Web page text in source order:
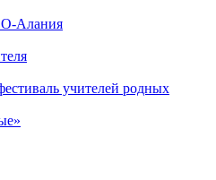
Алания
учителей родных